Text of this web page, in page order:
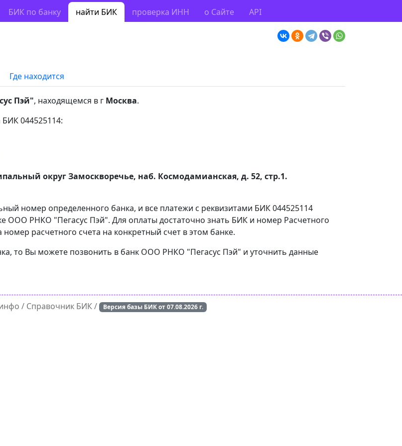
БИК по банку найти БИК проверка ИНН о Сайте API
Где находится
Пэй", находящемся в г Москва.
044525114:
округ Замоскворечье, наб. Космодамианская, д. 52, стр.1.
номер определенного банка, и все платежи с реквизитами БИК 044525114
ООО РНКО "Пегасус Пэй". Для оплаты достаточно знать БИК и номер Расчетного
расчетного счета на конкретный счет в этом банке.
то Вы можете позвонить в банк ООО РНКО "Пегасус Пэй" и уточнить данные
/ Справочник БИК / Версия базы БИК от07.08.2026г.